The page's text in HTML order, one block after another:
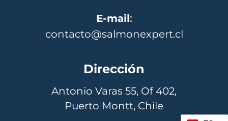
E-mail:
contacto@salmonexpert.cl
Dirección
Antonio Varas 55, Of 402,
Puerto Montt, Chile